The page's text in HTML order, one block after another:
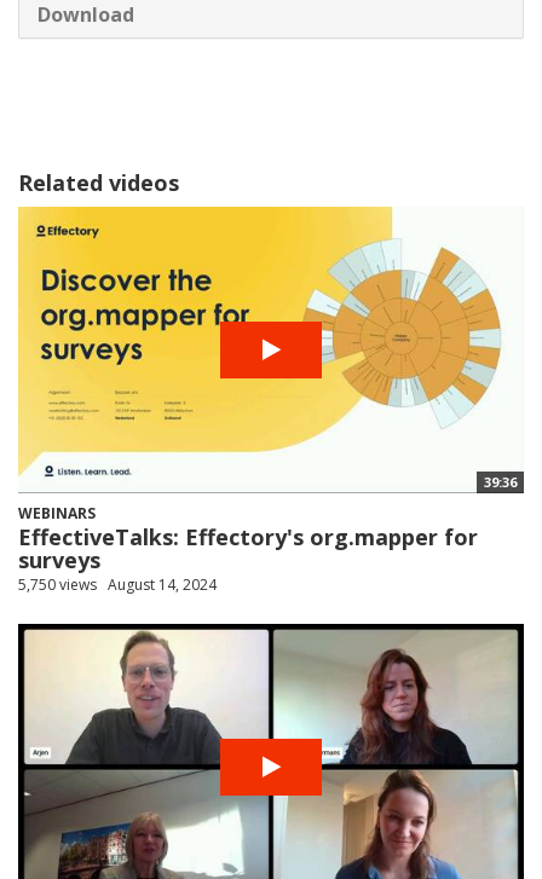
Download
Related videos
39:36
WEBINARS
EffectiveTalks: Effectory's org.mapper for
surveys
5,750 views August 14, 2024